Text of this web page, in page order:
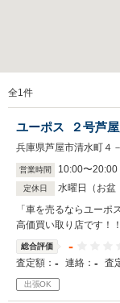
全1件
ユーポス ２号芦
兵庫県芦屋市清水町４
営業時間 10:00〜20:00
定休日
水曜日（お盆
「車を売るならユーポ
高価買い取り店です！！
総合評価 -
査定額： - 連絡： - 査
出張OK